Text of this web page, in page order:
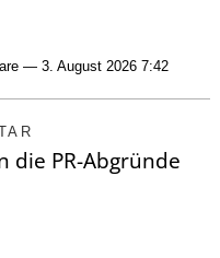
— 3. August 2026 7:42
die PR-Abgründe